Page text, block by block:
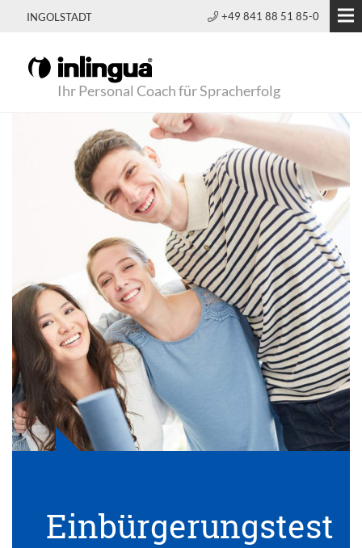
INGOLSTADT +49 841 88 51 85-0
Ihr Personal Coach für Spracherfolg
Einbürgerungstest